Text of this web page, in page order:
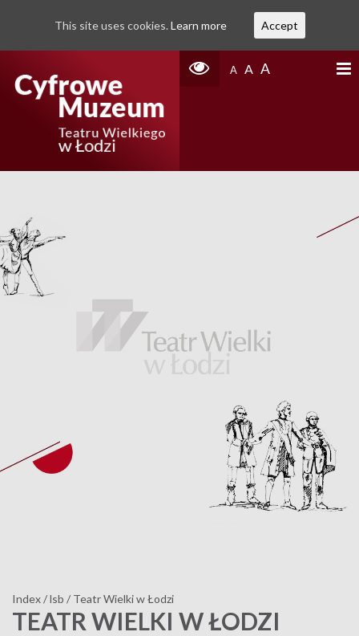
A A A
Index/lsb / Teatr Wielki w Łodzi
TEATR WIELKI W ŁODZI
This site uses cookies. Learn more Accept